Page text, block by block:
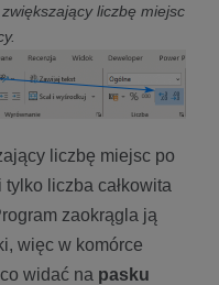
liczbę miejsc
liczbę miejsc po
liczba całkowita
zaokrągla ją
więc w komórce
widać na pasku